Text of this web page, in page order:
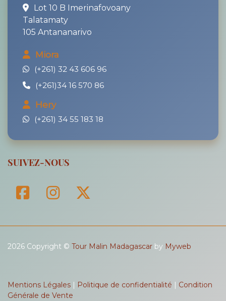
Lot 10 B Imerinafovoany
Talatamaty
105 Antananarivo
Miora
(+261) 32 43 606 96
(+261)34 16 570 86
Hery
(+261) 34 55 183 18
SUIVEZ-NOUS
2026 Copyright © Tour Malin Madagascar by Myweb
Mentions Légales | Politique de confidentialité | Condition
Générale de Vente